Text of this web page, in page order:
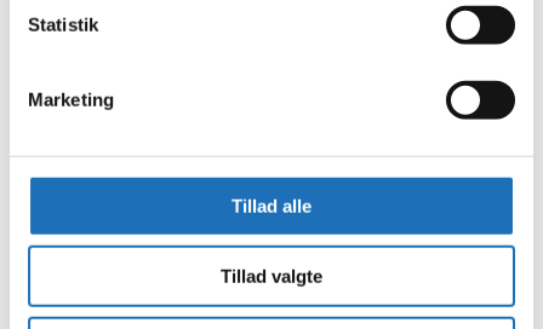
Statistik
Marketing
Tillad alle
Tillad valgte
januar 2022
december 2021
september 2021
marts 2021
februar 2021
november 2020